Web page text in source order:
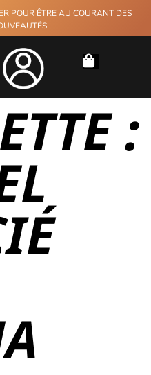
POUR ÊTRE AU COURANT DES
: